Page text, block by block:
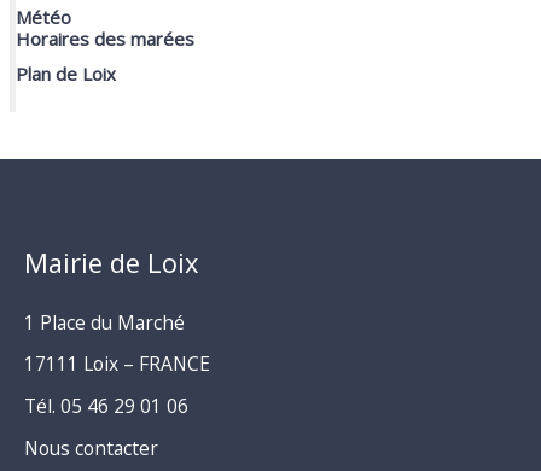
Météo
Horaires des marées
Plan de Loix
Mairie de Loix
1 Place du Marché
17111 Loix – FRANCE
Tél. 05 46 29 01 06
Nous contacter